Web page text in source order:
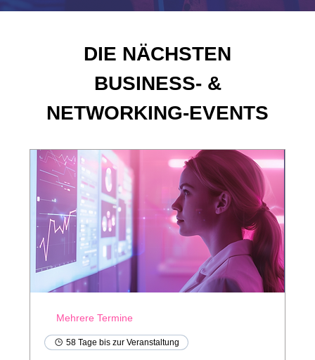
DIE NÄCHSTEN
BUSINESS- &
NETWORKING-EVENTS
Mehrere Termine
58 Tage bis zur Veranstaltung